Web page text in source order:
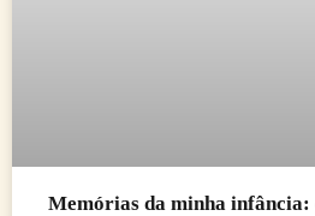
Memórias da minha infância: